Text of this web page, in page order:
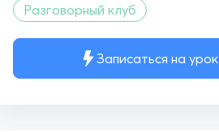
Записаться на урок
Разговорный клуб